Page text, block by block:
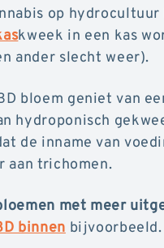
op
kweek in een kas
ander slecht weer).
bloem geniet van
hydroponisch
de inname van
aan trichomen.
met meer
binnen bijvoorbeeld.